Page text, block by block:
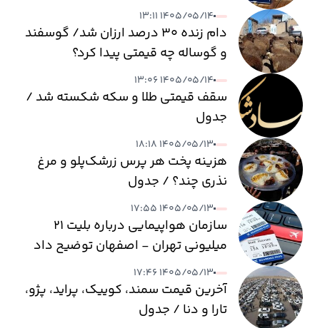
۱۴۰۵/۰۵/۱۴ ۱۳:۱۱
دام زنده ۳۰ درصد ارزان شد/ گوسفند
و گوساله چه قیمتی پیدا کرد؟
۱۴۰۵/۰۵/۱۴ ۱۳:۰۶
سقف قیمتی طلا و سکه شکسته شد /
جدول
۱۴۰۵/۰۵/۱۳ ۱۸:۱۸
هزینه پخت هر پرس زرشک‌پلو و مرغ
نذری چند؟ / جدول
۱۴۰۵/۰۵/۱۳ ۱۷:۵۵
سازمان هواپیمایی درباره بلیت ۲۱
میلیونی تهران - اصفهان توضیح داد
۱۴۰۵/۰۵/۱۳ ۱۷:۴۶
آخرین قیمت سمند، کوییک، پراید، پژو،
تارا و دنا / جدول